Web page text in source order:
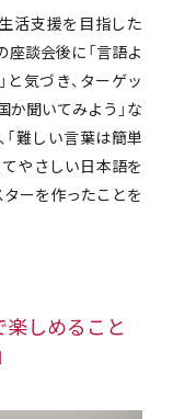
活支援を目指した
座談会後に「言語よ
気づき、ターゲッ
か聞いてみよう」な
難しい言葉は簡単
やさしい日本語を
ーを作ったことを
楽しめること